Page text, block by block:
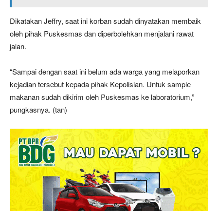
Dikatakan Jeffry, saat ini korban sudah dinyatakan membaik
oleh pihak Puskesmas dan diperbolehkan menjalani rawat
jalan.
“Sampai dengan saat ini belum ada warga yang melaporkan
kejadian tersebut kepada pihak Kepolisian. Untuk sample
makanan sudah dikirim oleh Puskesmas ke laboratorium,”
pungkasnya. (tan)